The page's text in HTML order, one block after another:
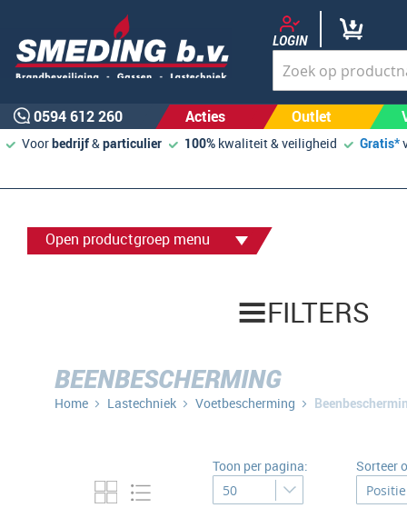
LOGIN
0594 612 260 Acties Outlet
Voorbedrijf&particulier 100% kwaliteit & veiligheid Gratis*
FILTERS
BEENBESCHERMING
Home Lastechniek Voetbescherming
Toon per pagina: Sorteer
Open productgroep menu